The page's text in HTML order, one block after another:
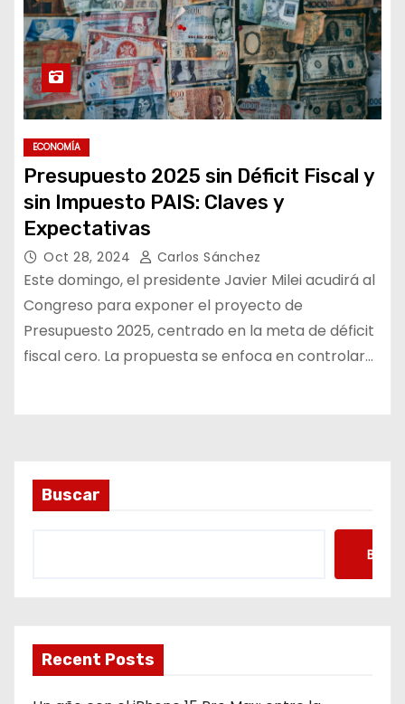
ECONOMÍA
Presupuesto 2025 sin Déficit Fiscal y
sin Impuesto PAIS: Claves y
Expectativas
Oct 28, 2024 Carlos Sánchez
Este domingo, el presidente Javier Milei acudirá al
Congreso para exponer el proyecto de
Presupuesto 2025, centrado en la meta de déficit
fiscal cero. La propuesta se enfoca en controlar…
Buscar
Recent Posts